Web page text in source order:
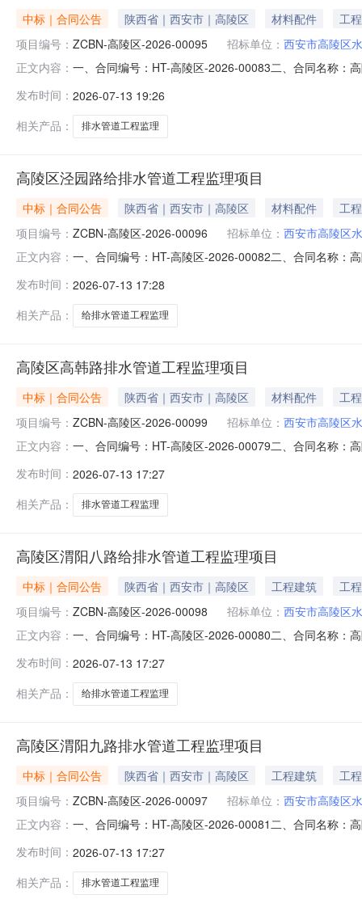
中标｜合同公告 陕西省｜西安市｜高陵区 材料配件
工程
项目编号： ZCBN-高陵区-2026-00095 招标单位： 西安市高陵区
正文内容： 一、合同编号：HT-高陵区-2026-00083二、合同名称：
渭南市蒲城县奉先街道办古镇四组新安巷东8排10号联
发布时间： 2026-07-13 19:26
相关产品：
排水管道工程监理
高陵区泾园路给排水管道工程监理项目
中标｜合同公告 陕西省｜西安市｜高陵区 材料配件
工程
项目编号： ZCBN-高陵区-2026-00096 招标单位： 西安市高陵区
正文内容： 一、合同编号：HT-高陵区-2026-00082二、合同名称：
陕西省西安市雁塔区太白南路139号荣禾云图中心11幢4
发布时间： 2026-07-13 17:28
相关产品：
给排水管道工程监理
高陵区高韩路排水管道工程监理项目
中标｜合同公告 陕西省｜西安市｜高陵区 材料配件
工程
项目编号： ZCBN-高陵区-2026-00099 招标单位： 西安市高陵区
正文内容： 一、合同编号：HT-高陵区-2026-00079二、合同名称：
址：陕西省咸阳市渭城区亨星锦绣诚联系方式：
发布时间： 2026-07-13 17:27
相关产品：
排水管道工程监理
高陵区渭阳八路给排水管道工程监理项目
中标｜合同公告 陕西省｜西安市｜高陵区 工程建筑
工程
项目编号： ZCBN-高陵区-2026-00098 招标单位： 西安市高陵区
正文内容： 一、合同编号：HT-高陵区-2026-00080二、合同名称：
址：陕西省西安市莲湖区陕西省西安市莲湖区莲湖路
发布时间： 2026-07-13 17:27
相关产品：
给排水管道工程监理
高陵区渭阳九路排水管道工程监理项目
中标｜合同公告 陕西省｜西安市｜高陵区 工程建筑
工程
项目编号： ZCBN-高陵区-2026-00097 招标单位： 西安市高陵区
正文内容： 一、合同编号：HT-高陵区-2026-00081二、合同名称：
地址：四川省成都市武侯区浆洗街街道联系方式：
发布时间： 2026-07-13 17:27
相关产品：
排水管道工程监理